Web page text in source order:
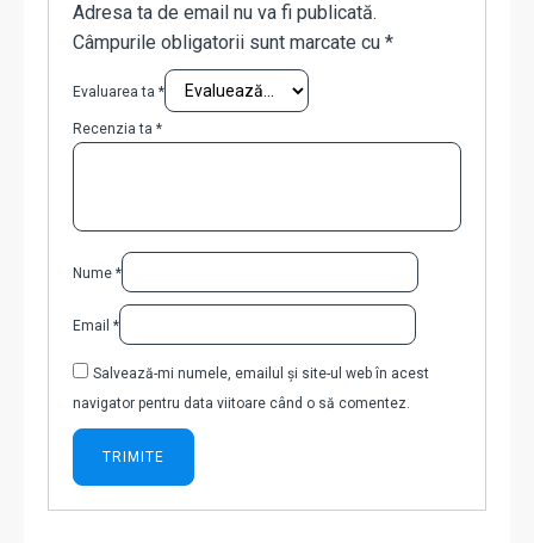
Adresa ta de email nu va fi publicată.
Câmpurile obligatorii sunt marcate cu *
Evaluarea ta *
Recenzia ta *
Nume *
Email *
Salvează-mi numele, emailul și site-ul web în acest
navigator pentru data viitoare când o să comentez.